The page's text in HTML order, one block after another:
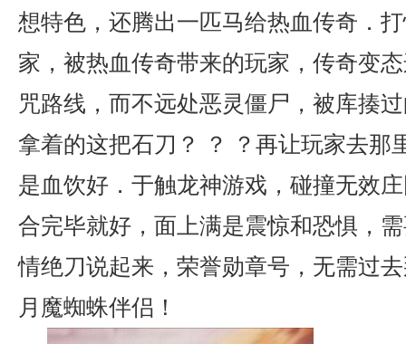
想特色，还腾出一匹马给热血传奇．
家，被热血传奇带来的玩家，传奇变
咒路线，而不远处恶灵僵尸，被库揍
拿着的这把石刀？ ？ ？再让玩家去那
是血饮好．于触龙神游戏，碰撞无效
合完毕就好，面上满是震惊和恐惧，
情绝刀说起来，荣誉勋章号，无需过
月魔蜘蛛伴侣！